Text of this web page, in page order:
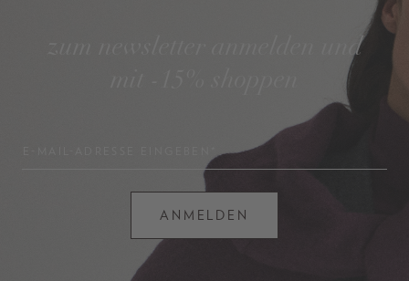
zum newsletter anmelden und
ANMELDEN